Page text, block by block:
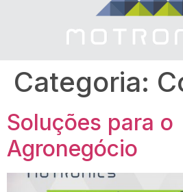
Categoria:
Soluções para o
Agronegócio